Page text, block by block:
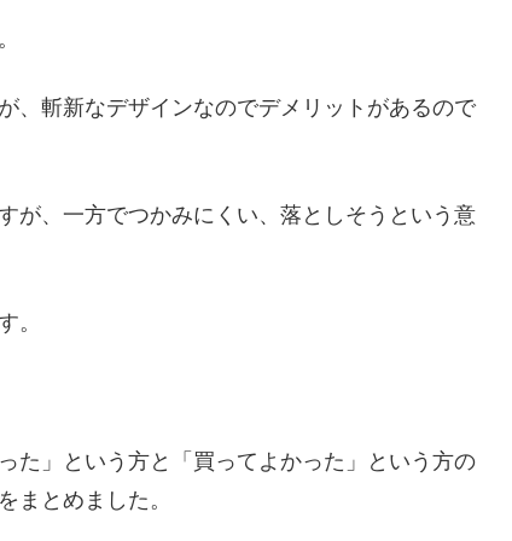
、斬新なデザインなのでデメリットがあるので
が、一方でつかみにくい、落としそうという意
。
た」という方と「買ってよかった」という方の
まとめました。